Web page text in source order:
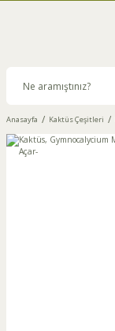
Anasayfa Kaktüs Çeşitleri